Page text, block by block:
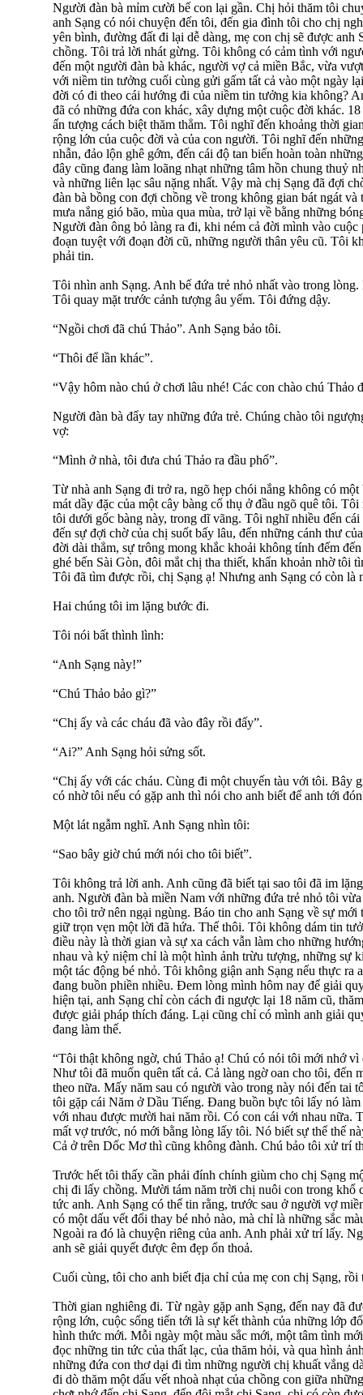
Người đàn bà mỉm cười bế con lại gần. Chị hỏi thăm tôi
anh Sạng có nói chuyện đến tôi, đến gia đình tôi cho chị
yên bình, đường đất đi lại dễ dàng, mẹ con chị sẽ được anh
chồng. Tôi trả lời nhát gừng. Tôi không có cảm tình với
đến một người đàn bà khác, người vợ cả miền Bắc, vừa
với niềm tin tưởng cuối cùng gửi gấm tất cả vào một ngày
đời có đi theo cái hướng đi của niềm tin tưởng kia không?
đã có những đứa con khác, xây dựng một cuộc đời khác.
ấn tượng cách biệt thăm thẳm. Tôi nghĩ đến khoảng thời
rộng lớn của cuộc đời và của con người. Tôi nghĩ đến
nhẫn, đảo lộn ghê gớm, đến cái độ tan biến hoàn toàn
đây cũng đang làm loãng nhạt những tâm hồn chung thuỷ
và những liên lạc sâu nặng nhất. Vậy mà chị Sạng đã đợi
đàn bà bồng con đợi chồng về trong không gian bát ngát
mưa nắng gió bão, mùa qua mùa, trở lại về bằng những
Người đàn ông bỏ làng ra đi, khi ném cả đời mình vào
đoạn tuyệt với đoạn đời cũ, những người thân yêu cũ. Tôi
phải tin.
Tôi nhìn anh Sạng. Anh bế đứa trẻ nhỏ nhất vào trong
Tôi quay mặt trước cảnh tượng âu yếm. Tôi đứng dậy.
“Ngồi chơi đã chú Thảo”. Anh Sạng bảo tôi.
“Thôi để lần khác”.
“Vậy hôm nào chú ở chơi lâu nhé! Các con chào chú Thảo
Người đàn bà đẩy tay những đứa trẻ. Chúng chào tôi
vợ:
“Mình ở nhà, tôi đưa chú Thảo ra đầu phố”.
Từ nhà anh Sạng đi trở ra, ngõ hẹp chói nắng không có
mát dầy đặc của một cây bàng cổ thụ ở đầu ngõ quê tôi.
tôi dưới gốc bàng này, trong dĩ vãng. Tôi nghĩ nhiều đến
đến sự đợi chờ của chị suốt bấy lâu, đến những cánh thư
đời dài thẳm, sự trông mong khắc khoải không tính đếm
ghé bến Sài Gòn, đôi mắt chị tha thiết, khẩn khoản nhờ tôi
Tôi đã tìm được rồi, chị Sạng ạ! Nhưng anh Sạng có còn là
Hai chúng tôi im lặng bước đi.
Tôi nói bất thình lình:
“Anh Sạng này!”
“Chú Thảo bảo gì?”
“Chị ấy và các cháu đã vào đây rồi đấy”.
“Ai?” Anh Sạng hỏi sửng sốt.
“Chị ấy với các cháu. Cùng đi một chuyến tàu với tôi. Bây
có nhờ tôi nếu có gặp anh thì nói cho anh biết để anh tới
Một lát ngẫm nghĩ. Anh Sạng nhìn tôi:
“Sao bây giờ chú mới nói cho tôi biết”.
Tôi không trả lời anh. Anh cũng đã biết tại sao tôi đã im
anh. Người đàn bà miền Nam với những đứa trẻ nhỏ tôi
cho tôi trở nên ngại ngùng. Báo tin cho anh Sạng về sự
giữ trọn vẹn một lời đã hứa. Thế thôi. Tôi không dám tin
điều này là thời gian và sự xa cách vẫn làm cho những
nhau và kỷ niệm chỉ là một hình ảnh trừu tượng, những sự
một tác động bé nhỏ. Tôi không giận anh Sạng nếu thực ra
đang buồn phiền nhiều. Đem lòng mình hôm nay để giải
hiện tại, anh Sạng chỉ còn cách đi ngược lại 18 năm cũ,
được giải pháp thích đáng. Lại cũng chỉ có mình anh giải
đang làm thế.
“Tôi thật không ngờ, chú Thảo ạ! Chú có nói tôi mới nhớ vì
Như tôi đã muốn quên tất cả. Cả làng ngờ oan cho tôi, đến
theo nữa. Mấy năm sau có người vào trong này nói đến tai
tôi gặp cái Năm ở Dầu Tiếng. Đang buồn bực tôi lấy nó
với nhau được mười hai năm rồi. Có con cái với nhau nữa.
mất vợ trước, nó mới bằng lòng lấy tôi. Nó biết sự thể thế
Cả ở trên Dốc Mơ thì cũng không đành. Chú bảo tôi xử trí
Trước hết tôi thấy cần phải đính chính giùm cho chị Sạng
chị đi lấy chồng. Mười tám năm trời chị nuôi con trong khổ
tức anh. Anh Sạng có thể tin rằng, trước sau ở người vợ
có một dấu vết đổi thay bé nhỏ nào, mà chỉ là những sắc
Ngoài ra đó là chuyện riêng của anh. Anh phải xử trí lấy.
anh sẽ giải quyết được êm đẹp ổn thoả.
Cuối cùng, tôi cho anh biết địa chỉ của mẹ con chị Sạng, rồi
Thời gian nghiêng đi. Từ ngày gặp anh Sạng, đến nay đã
rộng lớn, cuộc sống tiến tới là sự kết thành của những lớp
hình thức mới. Mỗi ngày một màu sắc mới, một tâm tình
đọc những tin tức của thất lạc, của thăm hỏi, và qua hình
những đứa con thơ dại đi tìm những người chị khuất vắng
đi dò thăm một dấu vết nhoà nhạt của chồng con giữa